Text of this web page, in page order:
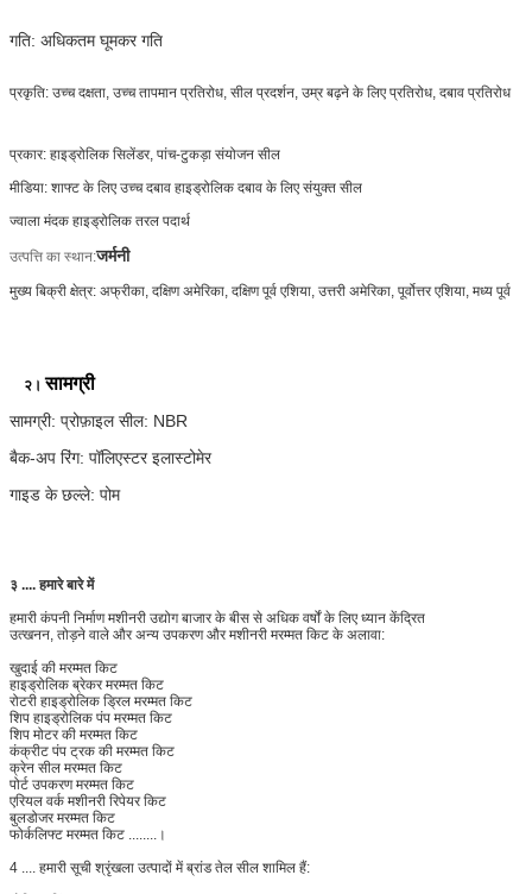
गति: अधिकतम घूमकर गति
प्रकृति: उच्च दक्षता, उच्च तापमान प्रतिरोध, सील प्रदर्शन, उम्र बढ़ने के लिए प्रतिरोध, दबाव प्रतिरोध
प्रकार: हाइड्रोलिक सिलेंडर, पांच-टुकड़ा संयोजन सील
मीडिया: शाफ्ट के लिए उच्च दबाव हाइड्रोलिक दबाव के लिए संयुक्त सील
ज्वाला मंदक हाइड्रोलिक तरल पदार्थ
उत्पत्ति का स्थान:जर्मनी
मुख्य बिक्री क्षेत्र: अफ्रीका, दक्षिण अमेरिका, दक्षिण पूर्व एशिया, उत्तरी अमेरिका, पूर्वोत्तर एशिया, मध्य पूर्व
२।सामग्री
सामग्री: प्रोफ़ाइल सील: NBR
बैक-अप रिंग: पॉलिएस्टर इलास्टोमेर
गाइड के छल्ले: पोम
३ .... हमारे बारे में
हमारी कंपनी निर्माण मशीनरी उद्योग बाजार के बीस से अधिक वर्षों के लिए ध्यान केंद्रित
उत्खनन, तोड़ने वाले और अन्य उपकरण और मशीनरी मरम्मत किट के अलावा:
खुदाई की मरम्मत किट
हाइड्रोलिक ब्रेकर मरम्मत किट
रोटरी हाइड्रोलिक ड्रिल मरम्मत किट
शिप हाइड्रोलिक पंप मरम्मत किट
शिप मोटर की मरम्मत किट
कंक्रीट पंप ट्रक की मरम्मत किट
क्रेन सील मरम्मत किट
पोर्ट उपकरण मरम्मत किट
एरियल वर्क मशीनरी रिपेयर किट
बुलडोजर मरम्मत किट
फोर्कलिफ्ट मरम्मत किट ........।
4 .... हमारी सूची श्रृंखला उत्पादों में ब्रांड तेल सील शामिल हैं: